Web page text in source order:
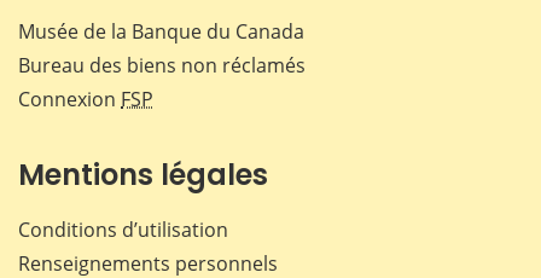
Musée de la Banque du Canada
Bureau des biens non réclamés
Connexion FSP
Mentions légales
Conditions d’utilisation
Renseignements personnels